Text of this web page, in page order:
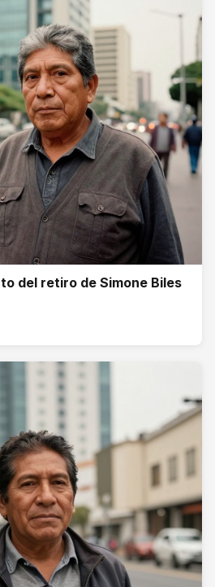
del retiro de Simone Biles